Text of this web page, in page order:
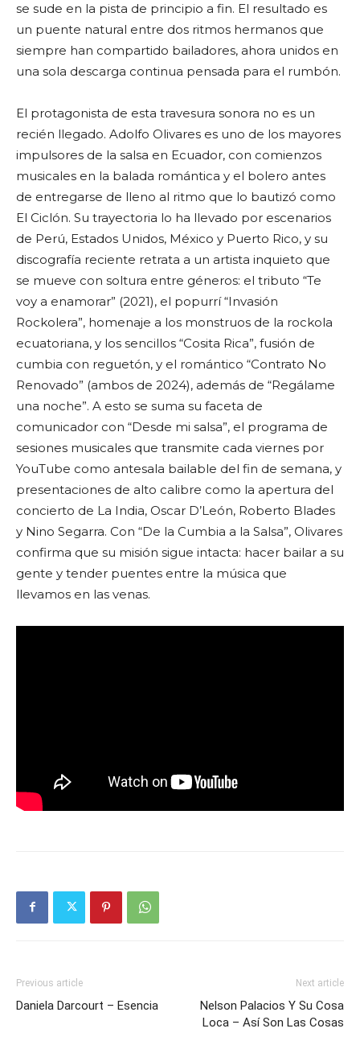
se sude en la pista de principio a fin. El resultado es
un puente natural entre dos ritmos hermanos que
siempre han compartido bailadores, ahora unidos en
una sola descarga continua pensada para el rumbón.
El protagonista de esta travesura sonora no es un
recién llegado. Adolfo Olivares es uno de los mayores
impulsores de la salsa en Ecuador, con comienzos
musicales en la balada romántica y el bolero antes
de entregarse de lleno al ritmo que lo bautizó como
El Ciclón. Su trayectoria lo ha llevado por escenarios
de Perú, Estados Unidos, México y Puerto Rico, y su
discografía reciente retrata a un artista inquieto que
se mueve con soltura entre géneros: el tributo “Te
voy a enamorar” (2021), el popurrí “Invasión
Rockolera”, homenaje a los monstruos de la rockola
ecuatoriana, y los sencillos “Cosita Rica”, fusión de
cumbia con reguetón, y el romántico “Contrato No
Renovado” (ambos de 2024), además de “Regálame
una noche”. A esto se suma su faceta de
comunicador con “Desde mi salsa”, el programa de
sesiones musicales que transmite cada viernes por
YouTube como antesala bailable del fin de semana, y
presentaciones de alto calibre como la apertura del
concierto de La India, Oscar D’León, Roberto Blades
y Nino Segarra. Con “De la Cumbia a la Salsa”, Olivares
confirma que su misión sigue intacta: hacer bailar a su
gente y tender puentes entre la música que
llevamos en las venas.
Previous article
Daniela Darcourt – Esencia
Next article
Nelson Palacios Y Su Cosa
Loca – Así Son Las Cosas